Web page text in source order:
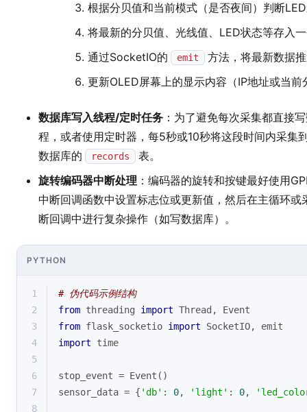
根据分贝值和当前模式（是否夜间）判断
将最新的分贝值、光线值、LED状态等存入
通过SocketIO的
emit
方法，将最新数据
更新OLED屏幕上的显示内容（IP地址或当前
数据库写入线程/定时任务 ：为了避免每次采集都直接
程，或者使用定时器，每5秒或10秒将这段时间内采集
数据库的
records
表。
旋转编码器中断处理 ：编码器的旋转和按键最好使用
中断回调函数中设置标志位或更新值，然后在主循环
断回调中进行复杂操作（如写数据库）。
PYTHON
1
# 伪代码示例结构
2
from threading import Thread, Event
3
from flask_socketio import SocketIO, emit
4
import time
5
6
stop_event = Event()
7
sensor_data = { 'db' : 0, 'light' : 0,
8